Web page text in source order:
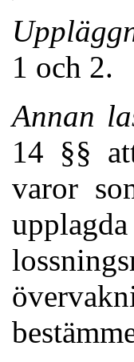
1 och 2.
Annan
14 §§
varor